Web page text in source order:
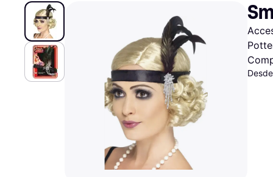
Paga ahora
Paga en 3 plazos
Paga en 30 días
Financiación
Klarna en Apple
Zalando
JD Sports